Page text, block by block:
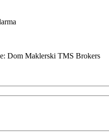
Dom Maklerski TMS Brokers